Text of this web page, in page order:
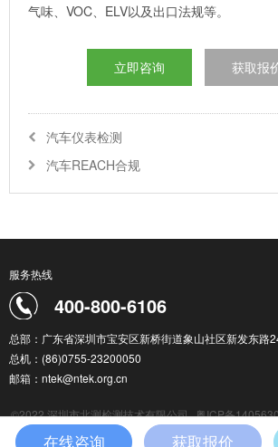
气味、VOC、ELV以及出口法规等。
立即咨询 获取报
汽车仪表检测
汽车REACH合规
服务热线
400-800-6106
总部：广东省深圳市宝安区新桥街道象山社区新发东路
总机：(86)0755-23200050
邮箱：ntek@ntek.org.cn
©2022 深圳市北测检测技术有限公司 粤ICP备
|
在线咨询 获取报价